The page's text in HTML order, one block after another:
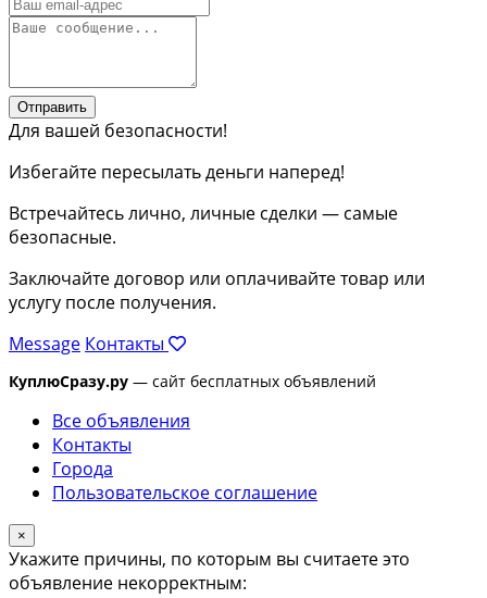
Отправить
Для вашей безопасности!
Избегайте пересылать деньги наперед!
Встречайтесь лично, личные сделки — самые
безопасные.
Заключайте договор или оплачивайте товар или
услугу после получения.
Message Контакты
КуплюСразу.ру — сайт бесплатных объявлений
Все объявления
Контакты
Города
Пользовательское соглашение
×
Укажите причины, по которым вы считаете это
объявление некорректным: